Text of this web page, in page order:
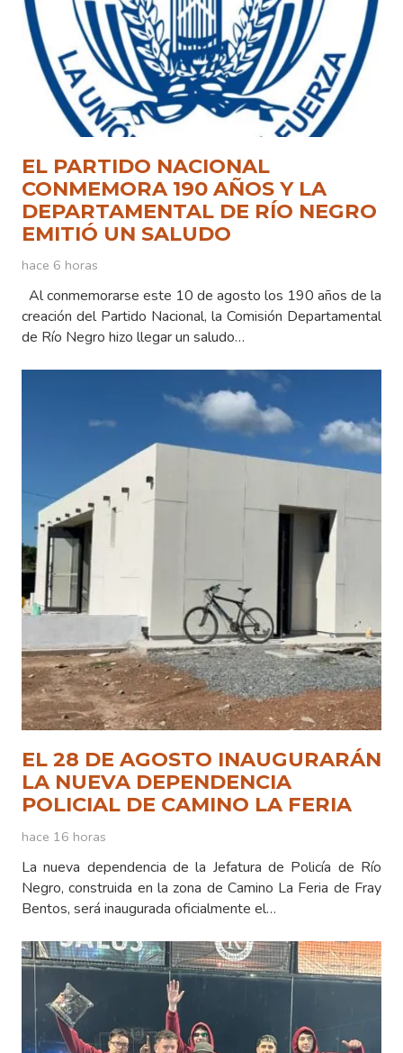
EL PARTIDO NACIONAL
CONMEMORA 190 AÑOS Y LA
DEPARTAMENTAL DE RÍO NEGRO
EMITIÓ UN SALUDO
hace 6 horas
Al conmemorarse este 10 de agosto los 190 años de la
creación del Partido Nacional, la Comisión Departamental
de Río Negro hizo llegar un saludo…
EL 28 DE AGOSTO INAUGURARÁN
LA NUEVA DEPENDENCIA
POLICIAL DE CAMINO LA FERIA
hace 16 horas
La nueva dependencia de la Jefatura de Policía de Río
Negro, construida en la zona de Camino La Feria de Fray
Bentos, será inaugurada oficialmente el…